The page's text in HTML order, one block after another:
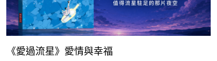
《愛過流星》愛情與幸福